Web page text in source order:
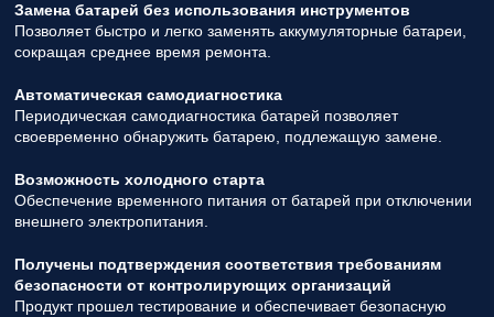
Замена батарей без использования инструментов
Позволяет быстро и легко заменять аккумуляторные батареи,
сокращая среднее время ремонта.
Автоматическая самодиагностика
Периодическая самодиагностика батарей позволяет
своевременно обнаружить батарею, подлежащую замене.
Возможность холодного старта
Обеспечение временного питания от батарей при отключении
внешнего электропитания.
Получены подтверждения соответствия требованиям
безопасности от контролирующих организаций
Продукт прошел тестирование и обеспечивает безопасную